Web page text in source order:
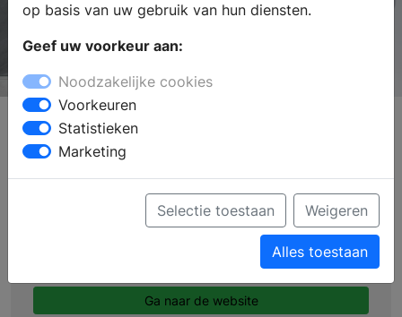
Aco Showerdrain
Producten
Verkooppunten
Brochure aanvragen
Ga naar de website
op basis van uw gebruik van hun diensten.
Geef uw voorkeur aan:
Noodzakelijke cookies
Voorkeuren
Statistieken
Marketing
Selectie toestaan Weigeren
Alles toestaan